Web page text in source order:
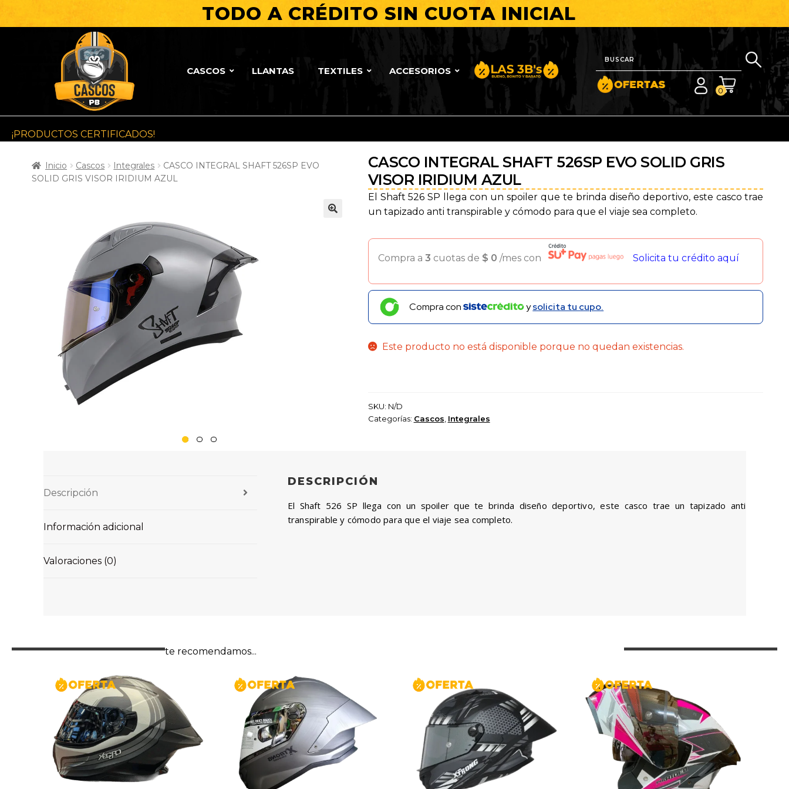
TODO A CRÉDITO SIN CUOTA INICIAL
CASCOS LLANTAS TEXTILES ACCESORIOS Bueno, Bonito y Barato
0
¡PRODUCTOS CERTIFICADOS!
Inicio Cascos Integrales
CASCO INTEGRAL SHAFT 526SP EVO
SOLID GRIS VISOR IRIDIUM AZUL
CASCO INTEGRAL SHAFT 526SP EVO SOLID GRIS
VISOR IRIDIUM AZUL
El Shaft 526 SP llega con un spoiler que te brinda diseño deportivo, este casco trae
un tapizado anti transpirable y cómodo para que el viaje sea completo.
Compra a 3 cuotas de $ 0 /mes con Solicita tu crédito aquí
Compra con ysolicita tu cupo.
Este producto no está disponible porque no quedan existencias.
SKU: N/D
Categorías: Cascos Integrales
Descripción
Información adicional
Valoraciones (0)
DESCRIPCIÓN
El Shaft 526 SP llega con un spoiler que te brinda diseño deportivo, este casco trae un tapizado anti
transpirable y cómodo para que el viaje sea completo.
te recomendamos...